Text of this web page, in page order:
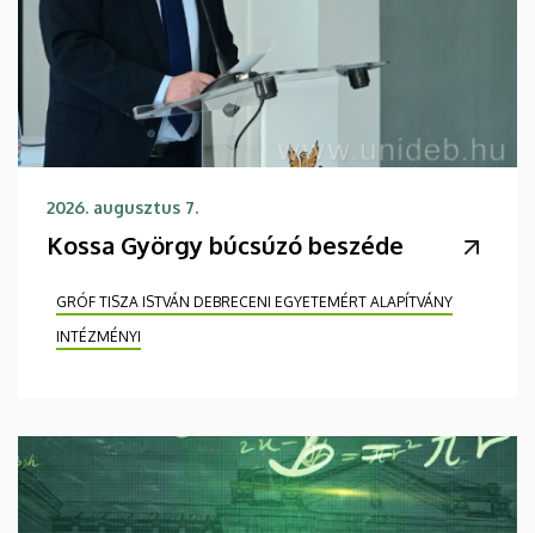
2026. augusztus 7.
Kossa György búcsúzó beszéde
GRÓF TISZA ISTVÁN DEBRECENI EGYETEMÉRT ALAPÍTVÁNY
INTÉZMÉNYI